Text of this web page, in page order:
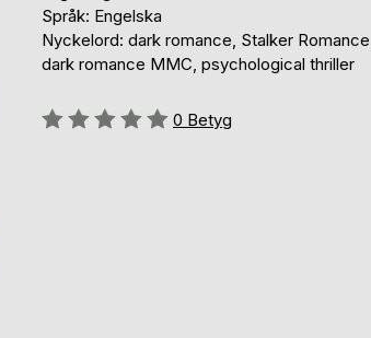
Språk: Engelska
Nyckelord: dark romance, Stalker
dark romance MMC, psychological thriller
Betyg::
0 Betyg